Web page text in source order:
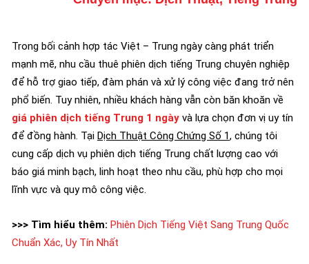
Trong bối cảnh hợp tác Việt – Trung ngày càng phát triển
mạnh mẽ, nhu cầu thuê phiên dịch tiếng Trung chuyên nghiệp
để hỗ trợ giao tiếp, đàm phán và xử lý công việc đang trở nên
phổ biến. Tuy nhiên, nhiều khách hàng vẫn còn băn khoăn về
giá phiên dịch tiếng Trung 1 ngày và lựa chọn đơn vị uy tín
để đồng hành. Tại Dịch Thuật Công Chứng Số 1, chúng tôi
cung cấp dịch vụ phiên dịch tiếng Trung chất lượng cao với
báo giá minh bạch, linh hoạt theo nhu cầu, phù hợp cho mọi
lĩnh vực và quy mô công việc.
>>> Tìm hiểu thêm: Phiên Dịch Tiếng Việt Sang Trung Quốc
Chuẩn Xác, Uy Tín Nhất